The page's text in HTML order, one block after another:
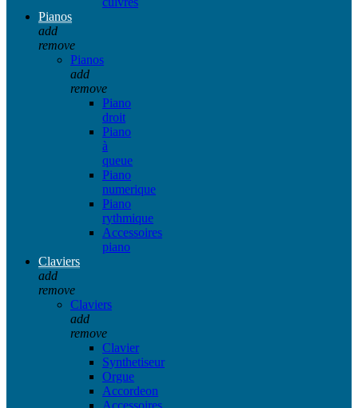
Pianos
add
remove
Pianos
add
remove
Piano
droit
Piano
à
queue
Piano
numerique
Piano
rythmique
Accessoires
piano
Claviers
add
remove
Claviers
add
remove
Clavier
Synthetiseur
Orgue
Accordeon
Accessoires